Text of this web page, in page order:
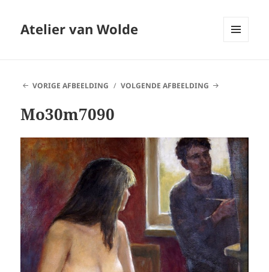
Atelier van Wolde
VORIGE AFBEELDING
VOLGENDE AFBEELDING
Mo30m7090